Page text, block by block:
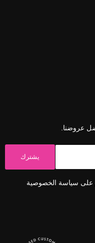
عروضنا.
يشترك
على سياسة الخصوصية